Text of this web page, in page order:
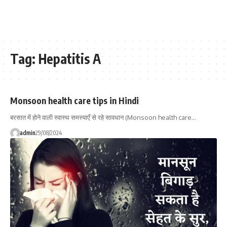
Tag: Hepatitis A
Monsoon health care tips in Hindi
बरसात में होने वाली स्वास्थ समस्याएँ से रहे सावधान (Monsoon health care…
admin29/08/2024